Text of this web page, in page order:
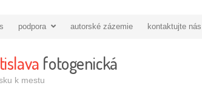
podpora autorské zázemie kontaktujte nás
fotogenická
k mestu